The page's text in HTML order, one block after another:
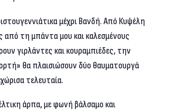
μέχρι Βανδή. Από Κυψέλη
από τη μπάντα μου και καλεσμένους
γιρλάντες και κουραμπιέδες, την
θα πλαισιώσουν δύο θαυματουργά
τελευταία.
άρπα, με φωνή βάλσαμο και